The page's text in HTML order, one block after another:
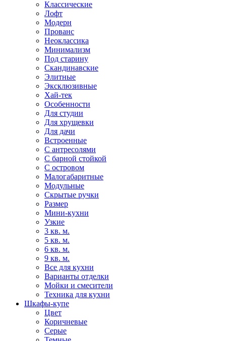
Классические
Лофт
Модерн
Прованс
Неоклассика
Минимализм
Под старину
Скандинавские
Элитные
Эксклюзивные
Хай-тек
Особенности
Для студии
Для хрущевки
Для дачи
Встроенные
С антресолями
С барной стойкой
С островом
Малогабаритные
Модульные
Скрытые ручки
Размер
Мини-кухни
Узкие
3 кв. м.
5 кв. м.
6 кв. м.
9 кв. м.
Все для кухни
Варианты отделки
Мойки и смесители
Техника для кухни
Шкафы-купе
Цвет
Коричневые
Серые